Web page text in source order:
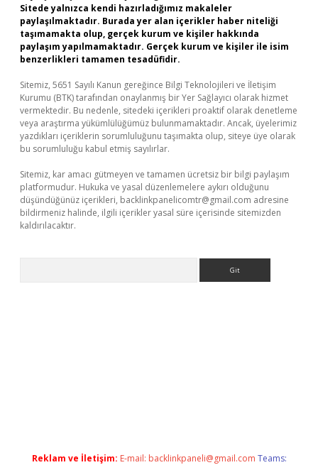
Sitede yalnızca kendi hazırladığımız makaleler
paylaşılmaktadır. Burada yer alan içerikler haber niteliği
taşımamakta olup, gerçek kurum ve kişiler hakkında
paylaşım yapılmamaktadır. Gerçek kurum ve kişiler ile isim
benzerlikleri tamamen tesadüfidir.
Sitemiz, 5651 Sayılı Kanun gereğince Bilgi Teknolojileri ve İletişim
Kurumu (BTK) tarafından onaylanmış bir Yer Sağlayıcı olarak hizmet
vermektedir. Bu nedenle, sitedeki içerikleri proaktif olarak denetleme
veya araştırma yükümlülüğümüz bulunmamaktadır. Ancak, üyelerimiz
yazdıkları içeriklerin sorumluluğunu taşımakta olup, siteye üye olarak
bu sorumluluğu kabul etmiş sayılırlar.
Sitemiz, kar amacı gütmeyen ve tamamen ücretsiz bir bilgi paylaşım
platformudur. Hukuka ve yasal düzenlemelere aykırı olduğunu
düşündüğünüz içerikleri, backlinkpanelicomtr@gmail.com adresine
bildirmeniz halinde, ilgili içerikler yasal süre içerisinde sitemizden
kaldırılacaktır.
Reklam ve İletişim: E-mail: backlinkpaneli@gmail.com Teams: